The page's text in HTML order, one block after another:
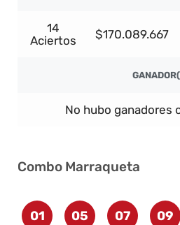
14
Aciertos
$170.089.667
No hubo ganadores
Combo Marraqueta
01 05 07 09